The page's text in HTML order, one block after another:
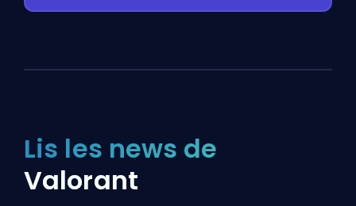
Lis les news de
Valorant